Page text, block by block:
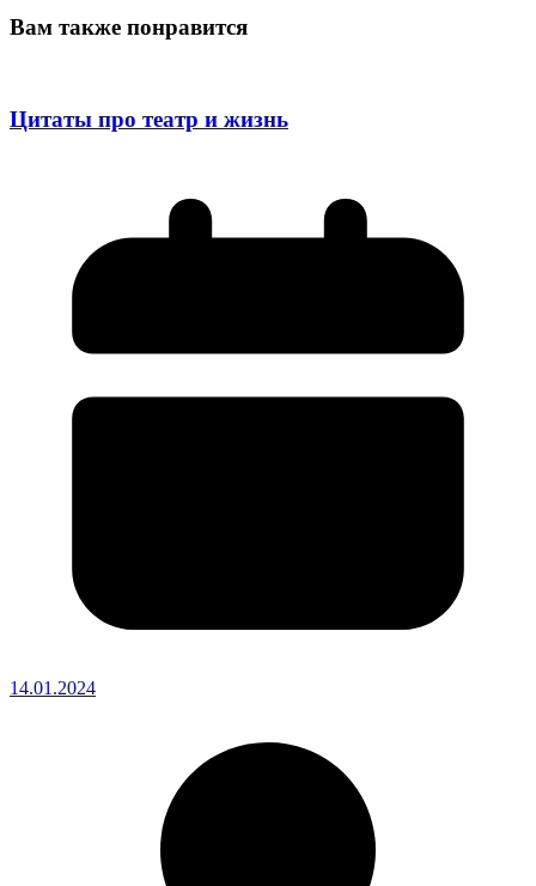
Вам также понравится
Цитаты про театр и жизнь
14.01.2024